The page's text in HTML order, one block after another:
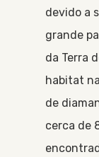
devido a
grande
da Terra
habitat
de
cerca de